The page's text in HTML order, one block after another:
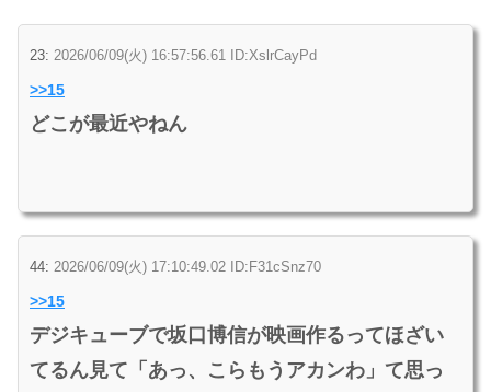
23: 2026/06/09(火) 16:57:56.61 ID:XslrCayPd
>>15
どこが最近やねん
44: 2026/06/09(火) 17:10:49.02 ID:F31cSnz70
>>15
デジキューブで坂口博信が映画作るってほざい
てるん見て「あっ、こらもうアカンわ」て思っ